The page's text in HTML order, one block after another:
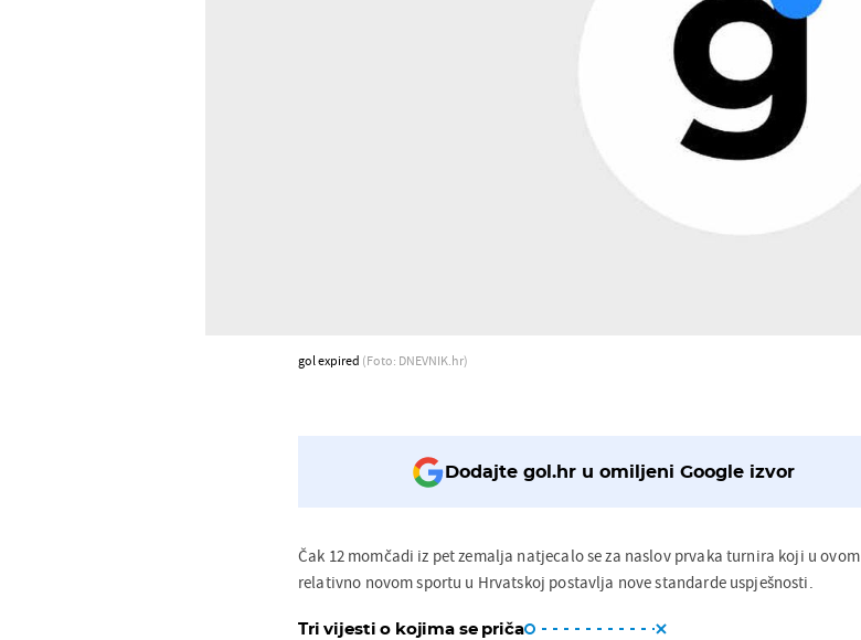
gol expired (Foto: DNEVNIK.hr)
Dodajte gol.hr u omiljeni Google izvor
Čak 12 momčadi iz pet zemalja natjecalo se za naslov prvaka turnira koji u ovom
relativno novom sportu u Hrvatskoj postavlja nove standarde uspješnosti.
Tri vijesti o kojima se priča